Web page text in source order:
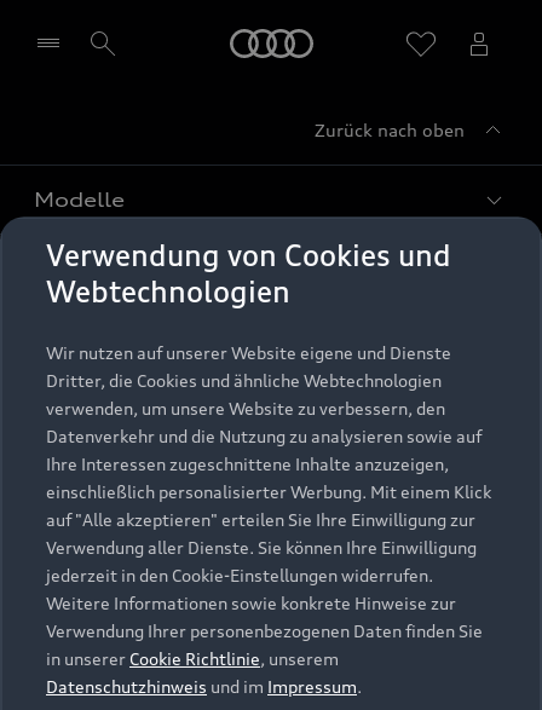
Zurück nach oben
Modelle
Alle Modelle
Elektromodelle
Plug-in-Hybride
Kaufen & leasen
Neuwagensuche
Gebrauchtwagensuche
Gebrauchtwagen
Finanzierung
Aktionen & Angebote
Geschäftskunden
Saisonale Angebote
Audi Services
Garantie
Audi digital services
myAudi
Support
Kundenservice
Händlersuche
Audi Code
Häufige Fragen (FAQ)
Audi Online Beratung
Über Audi
Unternehmen
Karriere
Investor Relations
Presse & Media Center
© 2026 AUDI AG. Alle Rechte vorbehalten
Verwendung von Cookies und
Webtechnologien
Wir nutzen auf unserer Website eigene und Dienste
Dritter, die Cookies und ähnliche Webtechnologien
verwenden, um unsere Website zu verbessern, den
Datenverkehr und die Nutzung zu analysieren sowie auf
Ihre Interessen zugeschnittene Inhalte anzuzeigen,
einschließlich personalisierter Werbung. Mit einem Klick
auf "Alle akzeptieren" erteilen Sie Ihre Einwilligung zur
Verwendung aller Dienste. Sie können Ihre Einwilligung
jederzeit in den Cookie-Einstellungen widerrufen.
Weitere Informationen sowie konkrete Hinweise zur
Verwendung Ihrer personenbezogenen Daten finden Sie
in unserer Cookie Richtlinie, unserem
Datenschutzhinweis und im Impressum.